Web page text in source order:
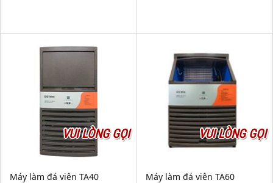
VUI LÒNG GỌI
Máy làm đá viên TA40
VUI LÒNG GỌI
Máy làm đá viên TA60